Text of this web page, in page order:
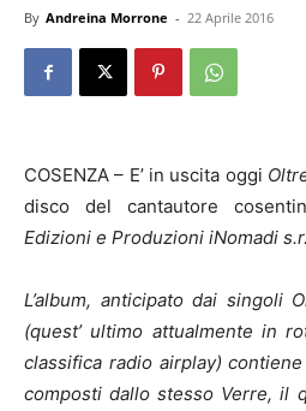
By Andreina Morrone - 22 Aprile 2016
COSENZA – E’ in uscita oggi
disco del cantautore
Edizioni e Produzioni iNomadi
L’album, anticipato dai singoli
(quest’ ultimo attualmente in
classifica radio airplay)
composti dallo stesso Verre, il